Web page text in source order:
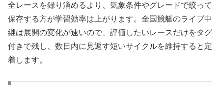
全レースを録り溜めるより、気象条件やグレードで絞って
保存する方が学習効率は上がります。全国競艇のライブ中
継は展開の変化が速いので、評価したいレースだけをタグ
付きで残し、数日内に見返す短いサイクルを維持すると定
着します。